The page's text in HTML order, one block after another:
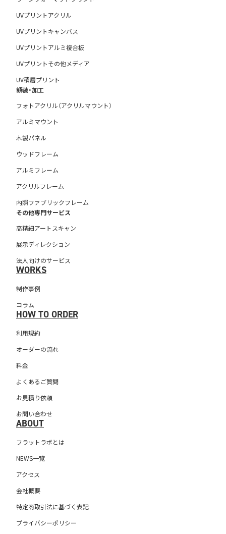
UVプリントアクリル
UVプリントキャンバス
UVプリントアルミ複合板
UVプリントその他メディア
UV積層プリント
額装・加工
フォトアクリル（アクリルマウント）
アルミマウント
木製パネル
ウッドフレーム
アルミフレーム
アクリルフレーム
内照ファブリックフレーム
その他専門サービス
高精細アートスキャン
展示ディレクション
法人向けのサービス
WORKS
制作事例
コラム
HOW TO ORDER
利用規約
オーダーの流れ
料金
よくあるご質問
お見積り依頼
お問い合わせ
ABOUT
フラットラボとは
NEWS一覧
アクセス
会社概要
特定商取引法に基づく表記
プライバシーポリシー